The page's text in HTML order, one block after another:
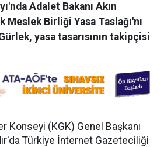
Adalet Bakanı Akın
Meslek Birliği Yasa Taslağı'nı
yasa tasarısının takipçisi
Konseyi (KGK) Genel Başkanı
Türkiye İnternet Gazeteciliği